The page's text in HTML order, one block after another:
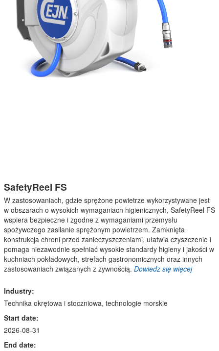
SafetyReel FS
W zastosowaniach, gdzie sprężone powietrze wykorzystywane jest
w obszarach o wysokich wymaganiach higienicznych, SafetyReel FS
wspiera bezpieczne i zgodne z wymaganiami przemysłu
spożywczego zasilanie sprężonym powietrzem. Zamknięta
konstrukcja chroni przed zanieczyszczeniami, ułatwia czyszczenie i
pomaga niezawodnie spełniać wysokie standardy higieny i jakości w
kuchniach pokładowych, strefach gastronomicznych oraz innych
zastosowaniach związanych z żywnością. Dowiedz się więcej
Industry:
Technika okrętowa i stoczniowa, technologie morskie
Start date:
2026-08-31
End date: